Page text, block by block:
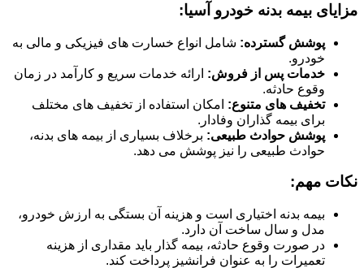
مزایای بیمه بدنه خودرو آسیا:
پوشش گسترده: شامل انواع خسارت های فیزیکی و مالی به
خودرو.
خدمات پس از فروش: ارائه خدمات سریع و کارآمد در زمان
وقوع حادثه.
تخفیف های متنوع: امکان استفاده از تخفیف های مختلف
برای بیمه گذاران وفادار.
پوشش حوادث طبیعی: برخلاف بسیاری از بیمه های بدنه،
حوادث طبیعی را نیز پوشش می دهد.
نکات مهم:
بیمه بدنه اختیاری است و هزینه آن بستگی به ارزش خودرو،
مدل و سال ساخت آن دارد.
در صورت وقوع حادثه، بیمه گذار باید مقداری از هزینه
تعمیرات را به عنوان فرانشیز پرداخت کند.